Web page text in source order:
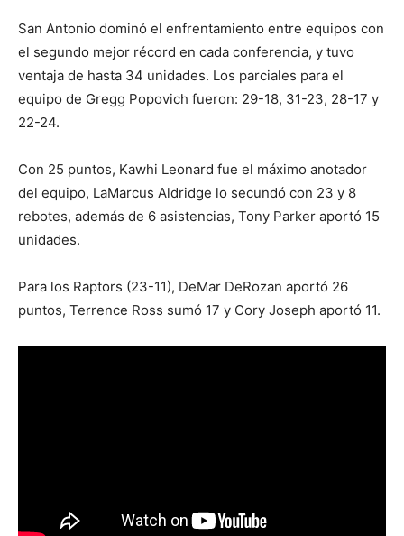
San Antonio dominó el enfrentamiento entre equipos con
el segundo mejor récord en cada conferencia, y tuvo
ventaja de hasta 34 unidades. Los parciales para el
equipo de Gregg Popovich fueron: 29-18, 31-23, 28-17 y
22-24.
Con 25 puntos, Kawhi Leonard fue el máximo anotador
del equipo, LaMarcus Aldridge lo secundó con 23 y 8
rebotes, además de 6 asistencias, Tony Parker aportó 15
unidades.
Para los Raptors (23-11), DeMar DeRozan aportó 26
puntos, Terrence Ross sumó 17 y Cory Joseph aportó 11.